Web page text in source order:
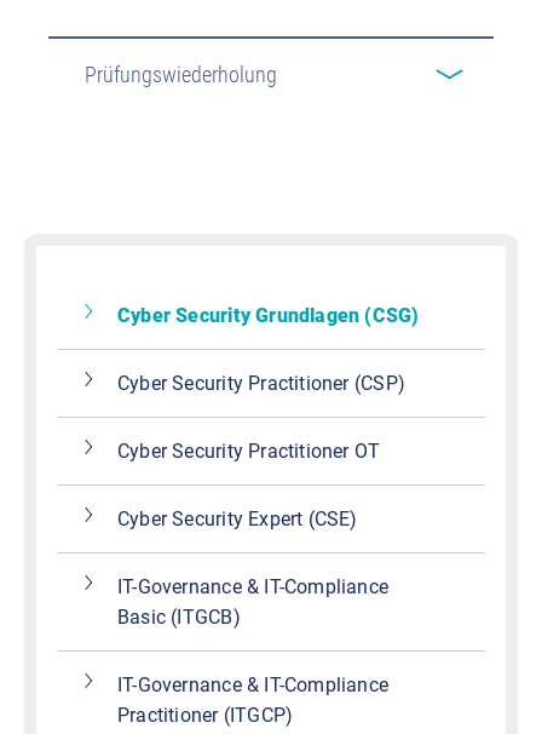
Prüfungswiederholung
Cyber Security Grundlagen (CSG)
Cyber Security Practitioner (CSP)
Cyber Security Practitioner OT
Cyber Security Expert (CSE)
IT-Governance & IT-Compliance
Basic (ITGCB)
IT-Governance & IT-Compliance
Practitioner (ITGCP)